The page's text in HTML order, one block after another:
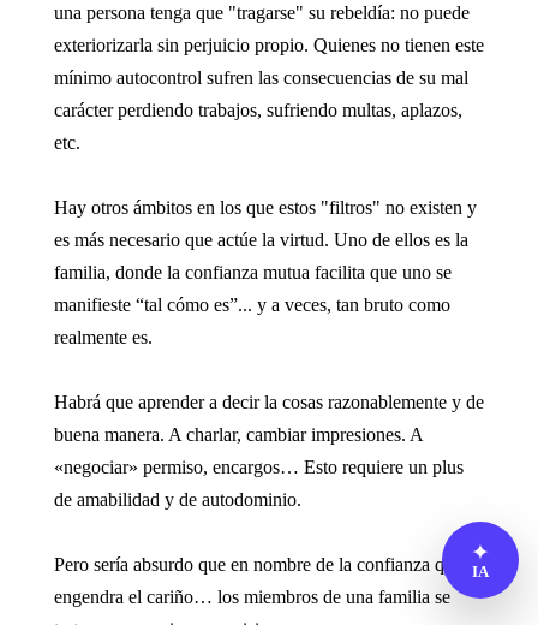
una persona tenga que "tragarse" su rebeldía: no puede
exteriorizarla sin perjuicio propio. Quienes no tienen este
mínimo autocontrol sufren las consecuencias de su mal
carácter perdiendo trabajos, sufriendo multas, aplazos,
etc.
Hay otros ámbitos en los que estos "filtros" no existen y
es más necesario que actúe la virtud. Uno de ellos es la
familia, donde la confianza mutua facilita que uno se
manifieste “tal cómo es”... y a veces, tan bruto como
realmente es.
Habrá que aprender a decir la cosas razonablemente y de
buena manera. A charlar, cambiar impresiones. A
«negociar» permiso, encargos… Esto requiere un plus
de amabilidad y de autodominio.
Pero sería absurdo que en nombre de la confianza que
engendra el cariño… los miembros de una familia se
✦
IA